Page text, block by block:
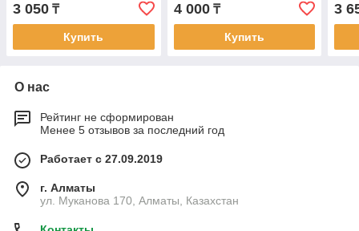
3 050 ₸
Купить
4 000₸
Купить
3
О нас
Рейтинг не сформирован
Менее 5 отзывов за последний год
Работает с 27.09.2019
г. Алматы
ул. Муканова 170, Алматы, Казахстан